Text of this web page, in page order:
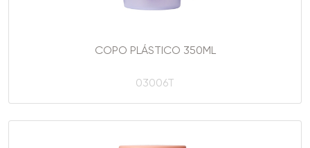
COPO PLÁSTICO 350ML
03006T